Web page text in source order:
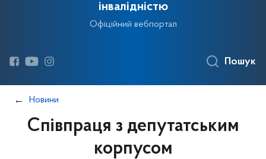
інвалідністю
Офіційний вебпортал
Пошук
Новини
Cпівпраця з депутатським
корпусом